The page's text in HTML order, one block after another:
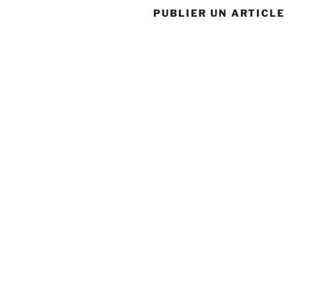
PUBLIER UN ARTICLE